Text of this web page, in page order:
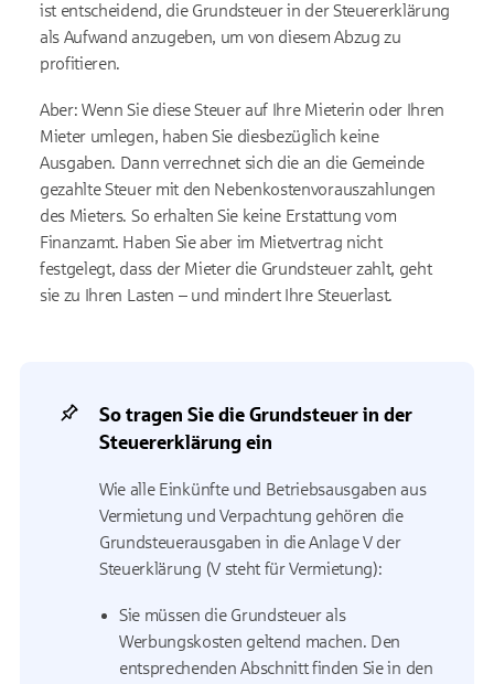
ist entscheidend, die Grundsteuer in der Steuererklärung
als Aufwand anzugeben, um von diesem Abzug zu
profitieren.
Aber: Wenn Sie diese Steuer auf Ihre Mieterin oder Ihren
Mieter umlegen, haben Sie diesbezüglich keine
Ausgaben. Dann verrechnet sich die an die Gemeinde
gezahlte Steuer mit den Nebenkostenvorauszahlungen
des Mieters. So erhalten Sie keine Erstattung vom
Finanzamt. Haben Sie aber im Mietvertrag nicht
festgelegt, dass der Mieter die Grundsteuer zahlt, geht
sie zu Ihren Lasten – und mindert Ihre Steuerlast.
So tragen Sie die Grundsteuer in der
Steuererklärung ein
Wie alle Einkünfte und Betriebsausgaben aus
Vermietung und Verpachtung gehören die
Grundsteuerausgaben in die Anlage V der
Steuerklärung (V steht für Vermietung):
Sie müssen die Grundsteuer als
Werbungskosten geltend machen. Den
entsprechenden Abschnitt finden Sie in den